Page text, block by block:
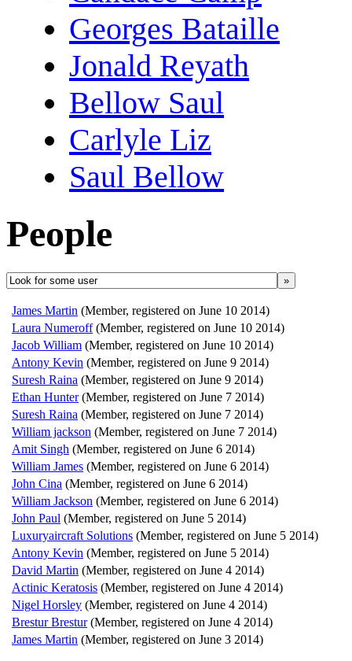
Georges Bataille
Jonald Reyath
Bellow Saul
Carlyle Liz
Saul Bellow
People
»
James Martin (Member, registered on June 10 2014)
Laura Numeroff (Member, registered on June 10 2014)
Jacob William (Member, registered on June 10 2014)
Antony Kevin (Member, registered on June 9 2014)
Suresh Raina (Member, registered on June 9 2014)
Ethan Hunter (Member, registered on June 7 2014)
Suresh Raina (Member, registered on June 7 2014)
William jackson (Member, registered on June 7 2014)
Amit Singh (Member, registered on June 6 2014)
William James (Member, registered on June 6 2014)
John Cina (Member, registered on June 6 2014)
William Jackson (Member, registered on June 6 2014)
John Paul (Member, registered on June 5 2014)
Luxuryaircraft Solutions (Member, registered on June 5 2014)
Antony Kevin (Member, registered on June 5 2014)
David Martin (Member, registered on June 4 2014)
Actinic Keratosis (Member, registered on June 4 2014)
Nigel Horsley (Member, registered on June 4 2014)
Brestur Brestur (Member, registered on June 4 2014)
James Martin (Member, registered on June 3 2014)